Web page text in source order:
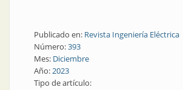
Publicado en: Revista Ingeniería Eléctrica
Número:393
Mes: Diciembre
Año:2023
Tipo de artículo: